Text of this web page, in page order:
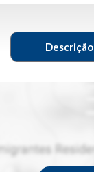
Descrição